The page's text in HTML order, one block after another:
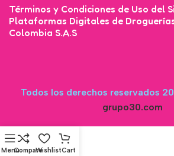
Términos y Condiciones de Uso del
Plataformas Digitales de
Colombia S.A.S
Todos los derechos reservados
grupo30.com
MenuCompareWishlistCart